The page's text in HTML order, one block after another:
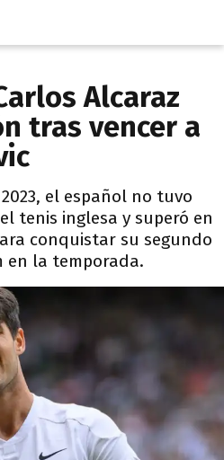
Alcaraz
tras vencer a
el español no tuvo
tenis inglesa y superó en
conquistar su segundo
en la temporada.